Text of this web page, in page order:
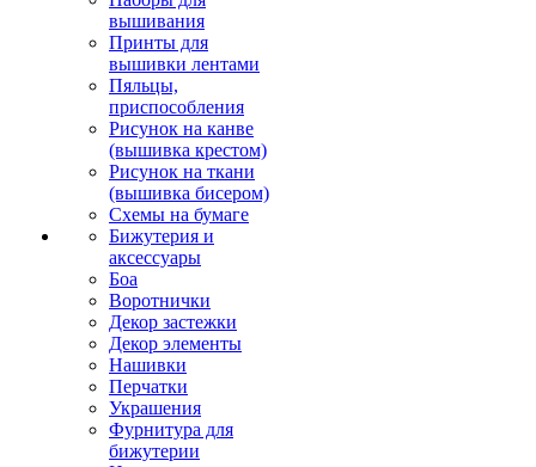
вышивания
Принты для
вышивки лентами
Пяльцы,
приспособления
Рисунок на канве
(вышивка крестом)
Рисунок на ткани
(вышивка бисером)
Схемы на бумаге
Бижутерия и
аксессуары
Боа
Воротнички
Декор застежки
Декор элементы
Нашивки
Перчатки
Украшения
Фурнитура для
бижутерии